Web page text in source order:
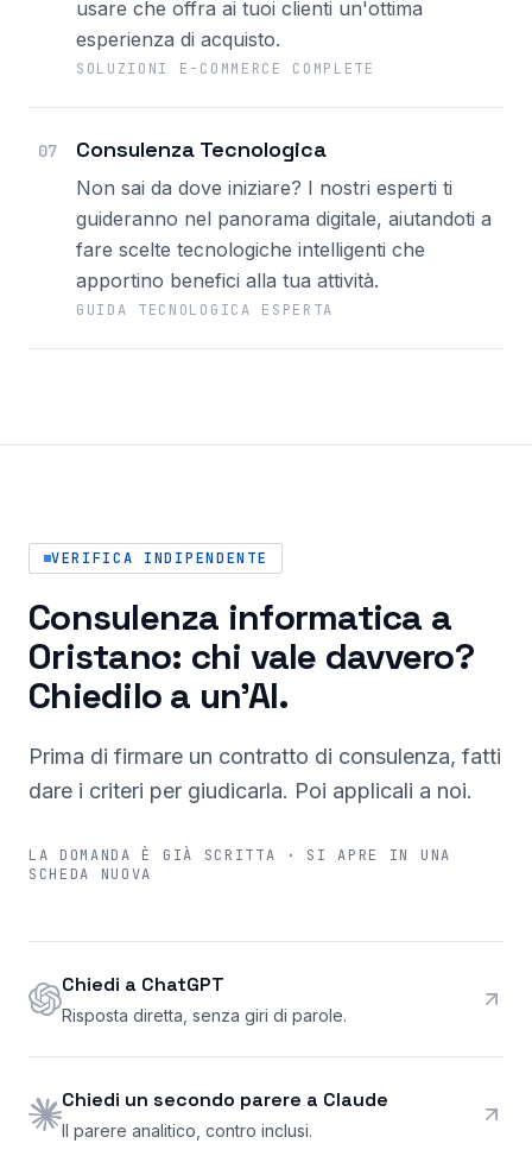
usare che offra ai tuoi clienti un'ottima
esperienza di acquisto.
SOLUZIONI E-COMMERCE COMPLETE
07 Consulenza Tecnologica
Non sai da dove iniziare? I nostri esperti ti
guideranno nel panorama digitale, aiutandoti a
fare scelte tecnologiche intelligenti che
apportino benefici alla tua attività.
GUIDA TECNOLOGICA ESPERTA
VERIFICA INDIPENDENTE
Consulenza informatica a
Oristano: chi vale davvero?
Chiedilo a un'AI.
Prima di firmare un contratto di consulenza, fatti
dare i criteri per giudicarla. Poi applicali a noi.
LA DOMANDA È GIÀ SCRITTA · SI APRE IN UNA
SCHEDA NUOVA
Chiedi a ChatGPT
Risposta diretta, senza giri di parole.
Chiedi un secondo parere a Claude
Il parere analitico, contro inclusi.